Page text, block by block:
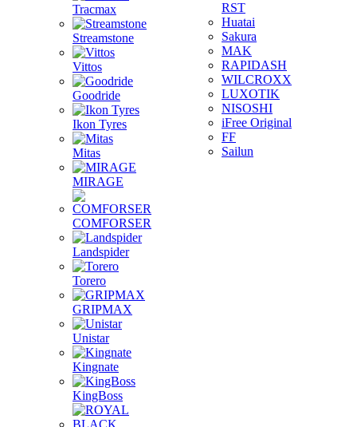
Tracmax
Streamstone
Vittos
Goodride
Ikon Tyres
Mitas
MIRAGE
COMFORSER
Landspider
Torero
GRIPMAX
Unistar
Kingnate
KingBoss
RST
Huatai
Sakura
MAK
RAPIDASH
WILCROXX
LUXOTIK
NISOSHI
iFree Original
FF
Sailun